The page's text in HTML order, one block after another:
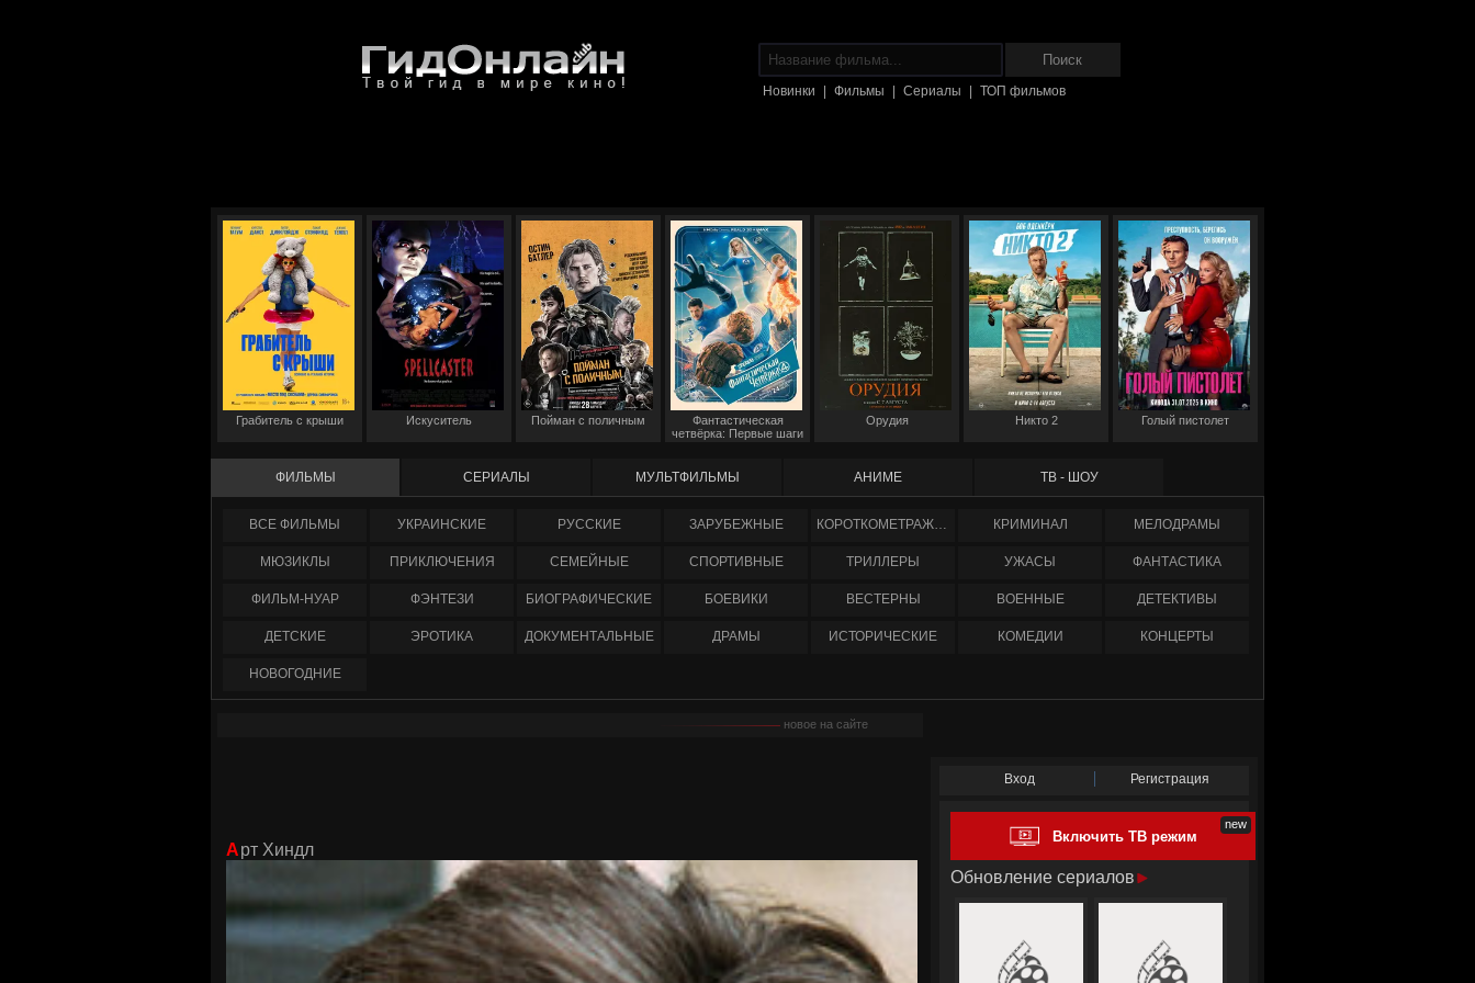
Новинки Фильмы Сериалы ТОП фильмов
Грабитель с крыши Искуситель Пойман с поличным
Фантастическая
четвёрка: Первые шаги
Орудия Никто 2 Голый пистолет
ФИЛЬМЫ СЕРИАЛЫ МУЛЬТФИЛЬМЫ АНИМЕ ТВ - ШОУ
ФИЛЬМЫ УКРАИНCКИЕ РУССКИЕ ЗАРУБЕЖНЫЕ КОРОТКОМЕТРАЖНЫЕ КРИМИНАЛ МЕЛОДРАМЫ
МЮЗИКЛЫ ПРИКЛЮЧЕНИЯ СЕМЕЙНЫЕ СПОРТИВНЫЕ ТРИЛЛЕРЫ УЖАСЫ ФАНТАСТИКА
ФИЛЬМ-НУАР ФЭНТЕЗИ БИОГРАФИЧЕСКИЕ БОЕВИКИ ВЕСТЕРНЫ ВОЕННЫЕ ДЕТЕКТИВЫ
ДЕТСКИЕ ЭРОТИКА ДОКУМЕНТАЛЬНЫЕ ДРАМЫ ИСТОРИЧЕСКИЕ КОМЕДИИ КОНЦЕРТЫ
НОВОГОДНИЕ
новое на сайте
Арт Хиндл
Вход Регистрация
Включить ТВ режим
Обновление сериалов